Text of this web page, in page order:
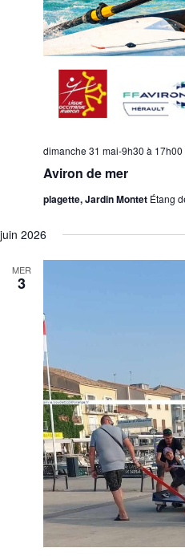
Aviron de mer
dimanche 31 mai-9h30 à 17h00
plagette, Jardin Montet Étang
juin 2026
MER
3